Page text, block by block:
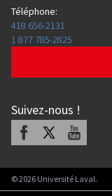
Téléphone:
418 656-2131
1 877 785-2825
Suivez-nous !
Facebook Youtube
©2026 Université Laval.